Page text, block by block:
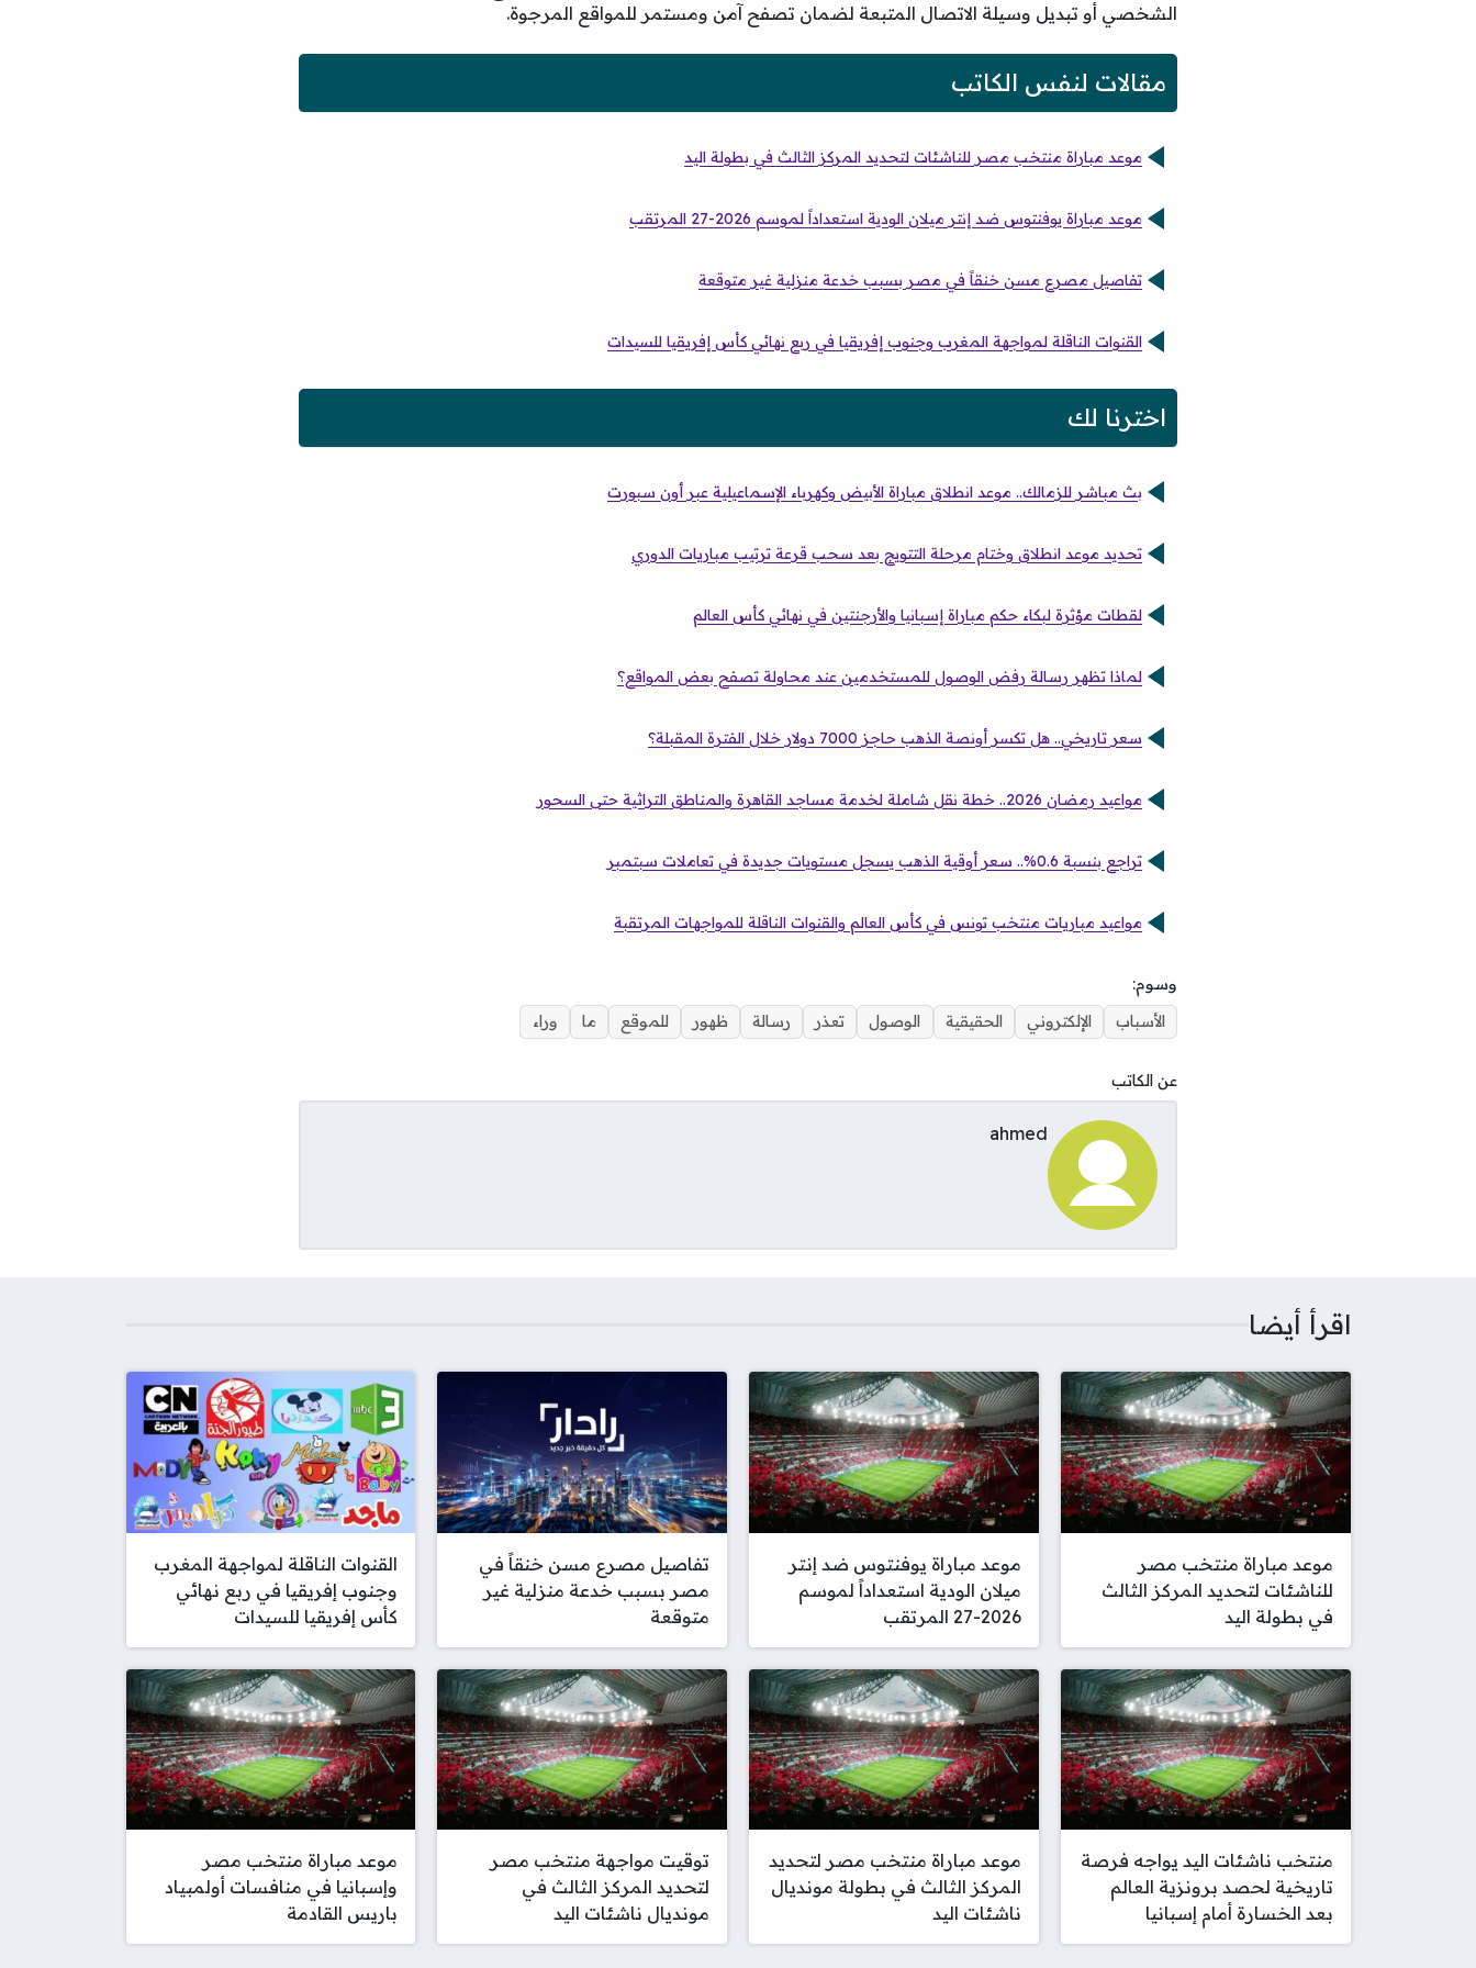
الشخصي أو تبديل وسيلة الاتصال المتبعة لضمان تصفح آمن ومستمر للمواقع المرجوة.
مقالات لنفس الكاتب
موعد مباراة منتخب مصر للناشئات لتحديد المركز الثالث في بطولة اليد
موعد مباراة يوفنتوس ضد إنتر ميلان الودية استعداداً لموسم 2026-27 المرتقب
تفاصيل مصرع مسن خنقاً في مصر بسبب خدعة منزلية غير متوقعة
القنوات الناقلة لمواجهة المغرب وجنوب إفريقيا في ربع نهائي كأس إفريقيا للسيدات
اخترنا لك
بث مباشر للزمالك.. موعد انطلاق مباراة الأبيض وكهرباء الإسماعيلية عبر أون سبورت
تحديد موعد انطلاق وختام مرحلة التتويج بعد سحب قرعة ترتيب مباريات الدوري
لقطات مؤثرة لبكاء حكم مباراة إسبانيا والأرجنتين في نهائي كأس العالم
لماذا تظهر رسالة رفض الوصول للمستخدمين عند محاولة تصفح بعض المواقع؟
سعر تاريخي.. هل تكسر أونصة الذهب حاجز 7000 دولار خلال الفترة المقبلة؟
مواعيد رمضان 2026.. خطة نقل شاملة لخدمة مساجد القاهرة والمناطق التراثية حتى السحور
تراجع بنسبة 0.6%.. سعر أوقية الذهب يسجل مستويات جديدة في تعاملات سبتمبر
مواعيد مباريات منتخب تونس في كأس العالم والقنوات الناقلة للمواجهات المرتقبة
وسوم:
الأسباب
الإلكتروني الحقيقية الوصول تعذر رسالة ظهور للموقع ما وراء
عن الكاتب
ahmed
اقرأ أيضا
موعد مباراة منتخب مصر
للناشئات لتحديد المركز الثالث
في بطولة اليد
موعد مباراة يوفنتوس ضد إنتر
ميلان الودية استعداداً لموسم
2026-27 المرتقب
تفاصيل مصرع مسن خنقاً في
مصر بسبب خدعة منزلية غير
متوقعة
القنوات الناقلة لمواجهة المغرب
وجنوب إفريقيا في ربع نهائي
كأس إفريقيا للسيدات
منتخب ناشئات اليد يواجه فرصة
تاريخية لحصد برونزية العالم
بعد الخسارة أمام إسبانيا
موعد مباراة منتخب مصر لتحديد
المركز الثالث في بطولة مونديال
ناشئات اليد
توقيت مواجهة منتخب مصر
لتحديد المركز الثالث في
مونديال ناشئات اليد
موعد مباراة منتخب مصر
وإسبانيا في منافسات أولمبياد
باريس القادمة